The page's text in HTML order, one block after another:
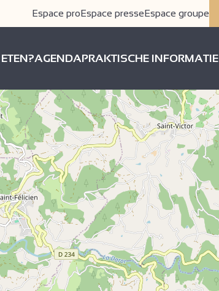
Espace proEspace presseEspace groupe
AGENDAPRAKTISCHE INFORMATIE